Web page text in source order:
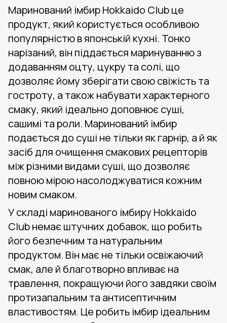
Маринований імбир Hokkaido Club це
продукт, який користується особливою
популярністю в японській кухні. Тонко
нарізаний, він піддається маринуванню з
додаванням оцту, цукру та солі, що
дозволяє йому зберігати свою свіжість та
гостроту, а також набувати характерного
смаку, який ідеально доповнює суші,
сашимі та роли. Маринований імбир
подається до суші не тільки як гарнір, а й як
засіб для очищення смакових рецепторів
між різними видами суші, що дозволяє
повною мірою насолоджуватися кожним
новим смаком.
У складі маринованого імбиру Hokkaido
Club немає штучних добавок, що робить
його безпечним та натуральним
продуктом. Він має не тільки освіжаючий
смак, але й благотворно впливає на
травлення, покращуючи його завдяки своїм
протизапальним та антисептичним
властивостям. Це робить імбир ідеальним